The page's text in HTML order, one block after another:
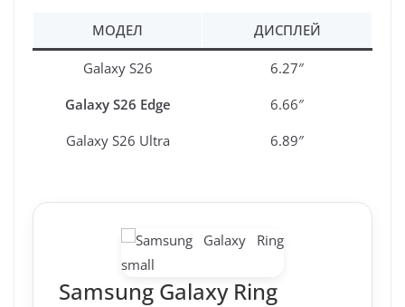
МОДЕЛ ДИСПЛЕЙ
Galaxy S26
6.27″
Galaxy S26 Edge
6.66″
Galaxy S26 Ultra
6.89″
Samsung Galaxy Ring